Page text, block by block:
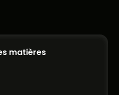
matières